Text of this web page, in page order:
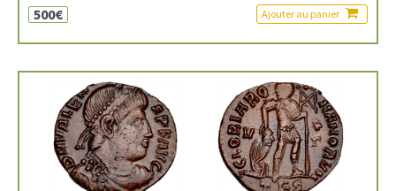
500€ Ajouter au panier